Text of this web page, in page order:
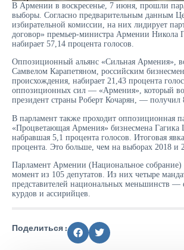
В Армении в воскресенье, 7 июня, прошли
выборы. Согласно предварительным данным
избирательной комиссии, на них лидирует
договор» премьер-министра Армении
набирает 57,14 процента голосов.
Оппозиционный альянс «Сильная Армения»,
Самвелом Карапетяном, российским
происхождения, набирает 21,43 процента
оппозиционных сил — «Армения», который
президент страны Роберт Кочарян, — получил
В парламент также проходит оппозиционная
«Процветающая Армения» бизнесмена Гагика
набравшая 5,1 процента голосов. Итоговая
процента. Это больше, чем на выборах 2018 и
Парламент Армении (Национальное собрание)
момент из 105 депутатов. Из них четыре
представителей национальных меньшинств —
курдов и ассирийцев.
Поделиться :